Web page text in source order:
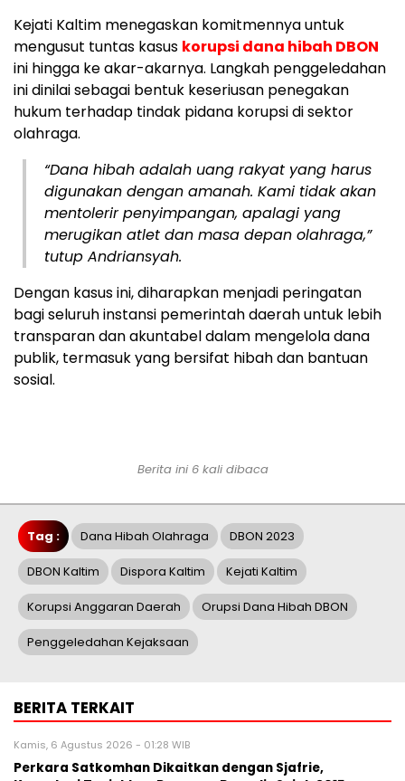
Kejati Kaltim menegaskan komitmennya untuk
mengusut tuntas kasus korupsi dana hibah DBON
ini hingga ke akar-akarnya. Langkah penggeledahan
ini dinilai sebagai bentuk keseriusan penegakan
hukum terhadap tindak pidana korupsi di sektor
olahraga.
“Dana hibah adalah uang rakyat yang harus
digunakan dengan amanah. Kami tidak akan
mentolerir penyimpangan, apalagi yang
merugikan atlet dan masa depan olahraga,”
tutup Andriansyah.
Dengan kasus ini, diharapkan menjadi peringatan
bagi seluruh instansi pemerintah daerah untuk lebih
transparan dan akuntabel dalam mengelola dana
publik, termasuk yang bersifat hibah dan bantuan
sosial.
Berita ini 6 kali dibaca
Tag : Dana Hibah Olahraga DBON 2023
DBON Kaltim Dispora Kaltim Kejati Kaltim
Korupsi Anggaran Daerah Orupsi Dana Hibah DBON
Penggeledahan Kejaksaan
BERITA TERKAIT
Kamis, 6 Agustus 2026 - 01:28 WIB
Perkara Satkomhan Dikaitkan dengan Sjafrie,